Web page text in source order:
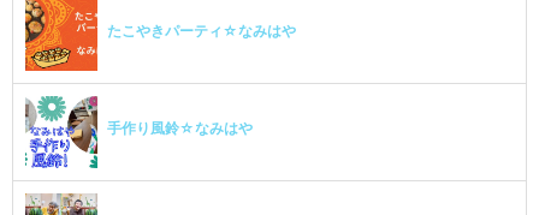
たこやきパーティ☆なみはや
手作り風鈴☆なみはや